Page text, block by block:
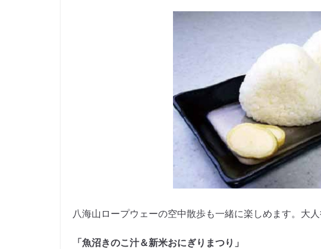
八海山ロープウェーの空中散歩も一緒に楽しめます。大人
「魚沼きのこ汁＆新米おにぎりまつり」